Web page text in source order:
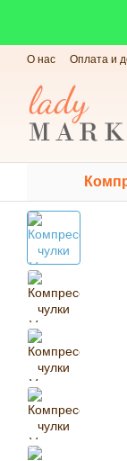
О нас Оплата и